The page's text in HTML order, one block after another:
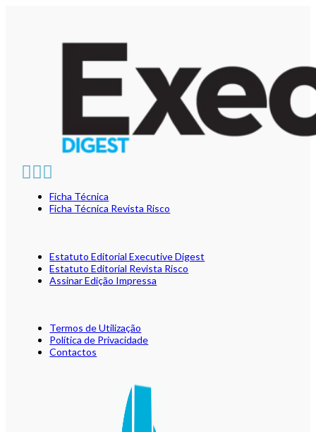
Ficha Técnica
Ficha Técnica Revista Risco
Estatuto Editorial Executive Digest
Estatuto Editorial Revista Risco
Assinar Edição Impressa
Termos de Utilização
Política de Privacidade
Contactos